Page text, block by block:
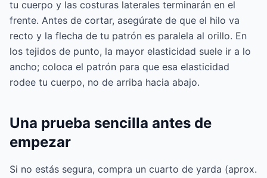
tu cuerpo y las costuras laterales terminarán en el
frente. Antes de cortar, asegúrate de que el hilo va
recto y la flecha de tu patrón es paralela al orillo. En
los tejidos de punto, la mayor elasticidad suele ir a lo
ancho; coloca el patrón para que esa elasticidad
rodee tu cuerpo, no de arriba hacia abajo.
Una prueba sencilla antes de
empezar
Si no estás segura, compra un cuarto de yarda (aprox.